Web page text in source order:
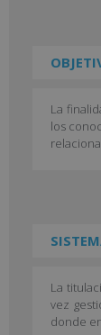
La
los
La
vez
donde